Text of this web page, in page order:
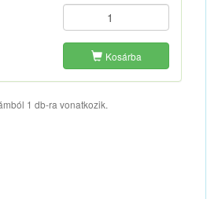
Kosárba
1 db-ra vonatkozik.